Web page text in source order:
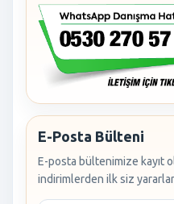
E-Posta Bülteni
E-posta bültenimize kayıt
indirimlerden ilk siz